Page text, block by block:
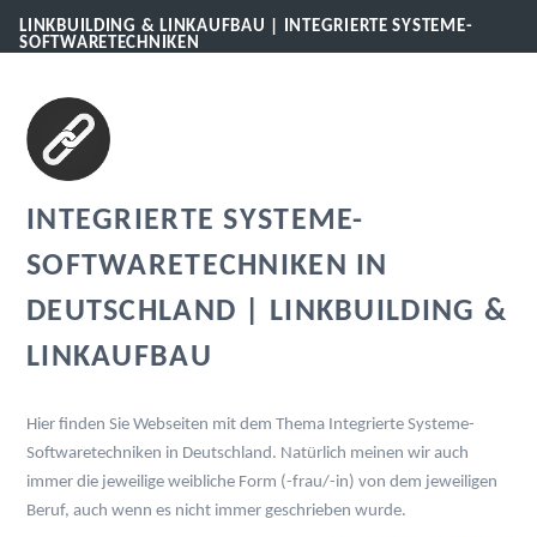
LINKBUILDING & LINKAUFBAU | INTEGRIERTE SYSTEME-
SOFTWARETECHNIKEN
INTEGRIERTE SYSTEME-
SOFTWARETECHNIKEN IN
DEUTSCHLAND | LINKBUILDING &
LINKAUFBAU
Hier finden Sie Webseiten mit dem Thema Integrierte Systeme-
Softwaretechniken in Deutschland. Natürlich meinen wir auch
immer die jeweilige weibliche Form (-frau/-in) von dem jeweiligen
Beruf, auch wenn es nicht immer geschrieben wurde.